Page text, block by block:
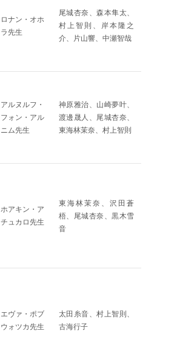
ロナン・オホ
ラ先生
尾城杏奈、森本隼太、
村上智則、岸本隆之
介、片山響、中瀬智哉
アルヌルフ・
フォン・アル
ニム先生
神原雅治、山崎夢叶、
渡邊晟人、尾城杏奈、
東海林茉奈、村上智則
ホアキン・ア
チュカロ先生
東海林茉奈、沢田蒼
梧、尾城杏奈、黒木雪
音
エヴァ・ポブ
ウォツカ先生
太田糸音、村上智則、
古海行子